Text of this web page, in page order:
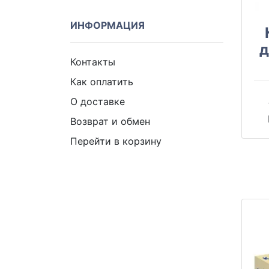
ИНФОРМАЦИЯ
Контакты
Как оплатить
О доставке
Возврат и обмен
Перейти в корзину